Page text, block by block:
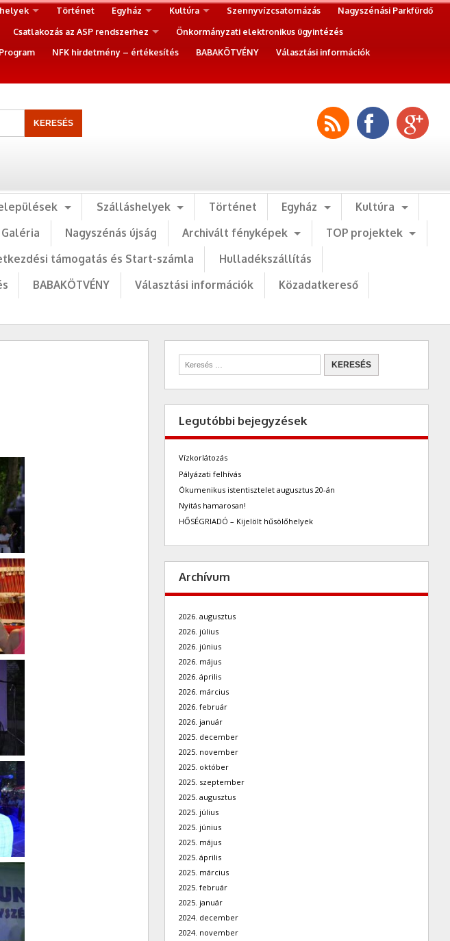
Történet Egyház Kultúra Szennyvízcsatornázás
Nagyszénási Parkfürdő
Csatlakozás az ASP rendszerhez
Önkormányzati elektronikus ügyintézés
NFK hirdetmény – értékesítés BABAKÖTVÉNY
Választási információk
Szálláshelyek Történet Egyház
Kultúra
Galéria Nagyszénás újság Archivált fényképek
TOP projektek
támogatás és Start-számla
Hulladékszállítás
BABAKÖTVÉNY Választási információk
Közadatkereső
Legutóbbi bejegyzések
Vízkorlátozás
Pályázati felhívás
Ökumenikus istentisztelet augusztus 20-án
Nyitás hamarosan!
HŐSÉGRIADÓ – Kijelölt hűsölőhelyek
Archívum
2026. augusztus
2026. július
2026. június
2026. május
2026. április
2026. március
2026. február
2026. január
2025. december
2025. november
2025. október
2025. szeptember
2025. augusztus
2025. július
2025. június
2025. május
2025. április
2025. március
2025. február
2025. január
2024. december
2024. november